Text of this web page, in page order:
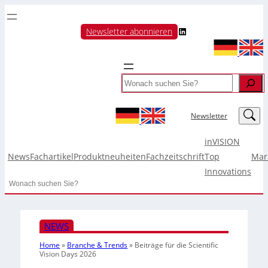
Newsletter abonnieren LinkedIn
Search
Newsletter LinkedIn
NewsFachartikelProduktneuheitenFachzeitschrift
inVISION
Top
Innovations
Search
NEWS
Home » Branche & Trends» Beiträge für die Scientific
Vision Days 2026